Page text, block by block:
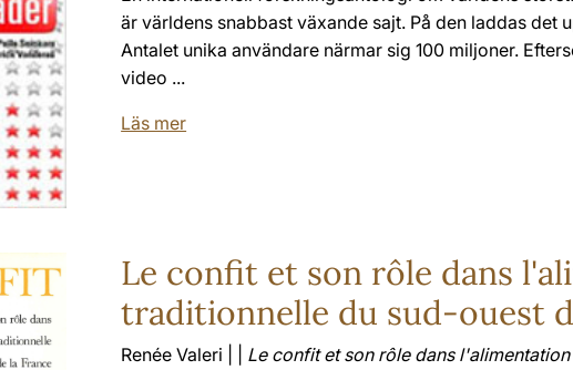
är världens snabbast växande sajt. På den laddas det
Antalet unika användare närmar sig 100 miljoner.
video ...
Läs mer
Le confit et son rôle dans
traditionnelle du sud-ouest
Renée Valeri | | Le confit et son rôle dans